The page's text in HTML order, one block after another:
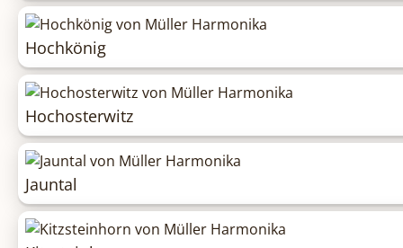
Hochkönig
Hochosterwitz
Jauntal